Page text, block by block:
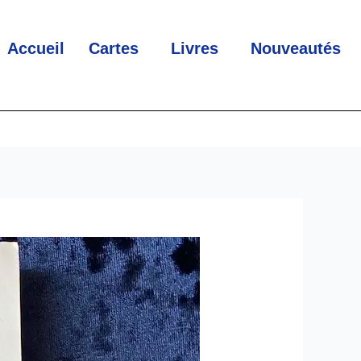
Accueil Cartes Livres Nouveautés